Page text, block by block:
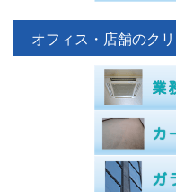
オフィス・店舗のク